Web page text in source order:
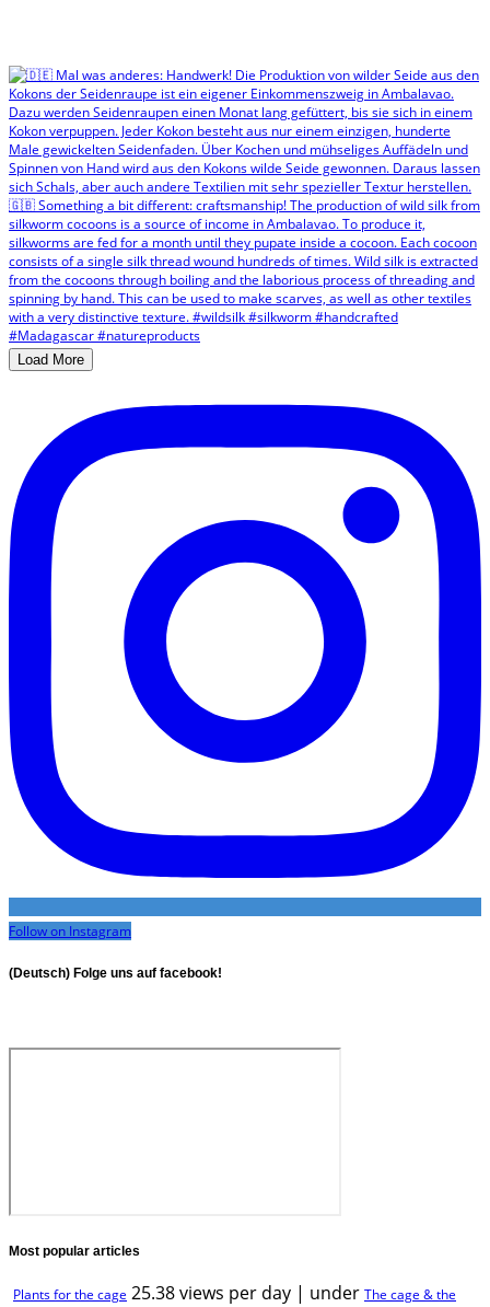
Load More
Follow on Instagram
(Deutsch) Folge uns auf facebook!
Most popular articles
Plants for the cage 25.38 views per day | under The cage & the